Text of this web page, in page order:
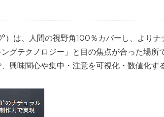
）は、人間の視野角100％カバーし、よりナ
グテクノロジー」と目の焦点が合った場
興味関心や集中・注意を可視化・数値化す